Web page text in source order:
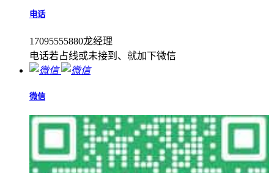
电话
17095555880龙经理
电话若占线或未接到、就加下微信
微信